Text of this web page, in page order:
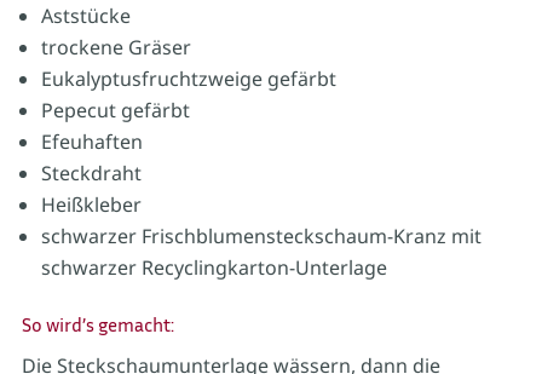
Aststücke
trockene Gräser
Eukalyptusfruchtzweige gefärbt
Pepecut gefärbt
Efeuhaften
Steckdraht
Heißkleber
schwarzer Frischblumensteckschaum-Kranz mit
schwarzer Recyclingkarton-Unterlage
So wird’s gemacht:
Die Steckschaumunterlage wässern, dann die